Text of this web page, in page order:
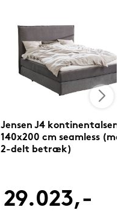
Jensen J4 kontinentalseng
140x200 cm seamless (med
2-delt betræk)
29.023,-